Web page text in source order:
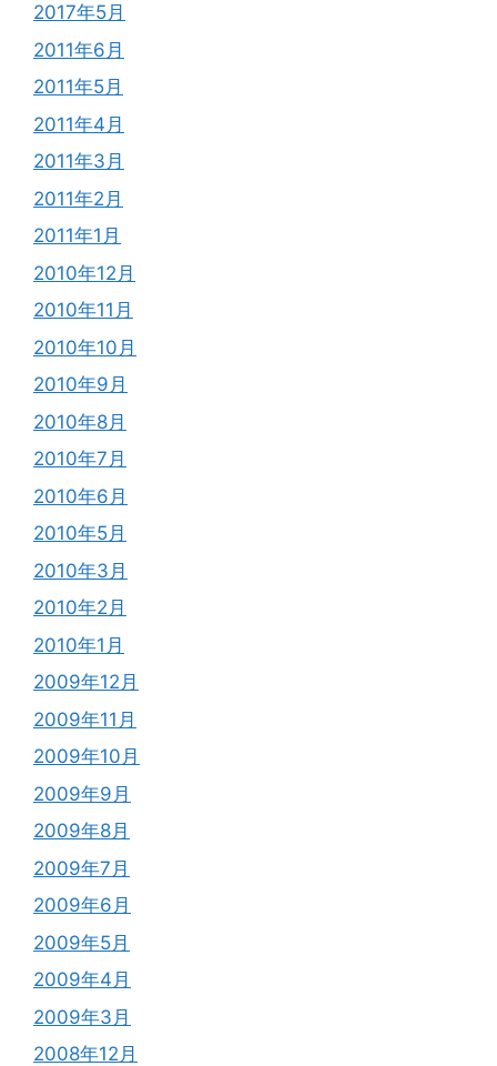
2017年5月
2011年6月
2011年5月
2011年4月
2011年3月
2011年2月
2011年1月
2010年12月
2010年11月
2010年10月
2010年9月
2010年8月
2010年7月
2010年6月
2010年5月
2010年3月
2010年2月
2010年1月
2009年12月
2009年11月
2009年10月
2009年9月
2009年8月
2009年7月
2009年6月
2009年5月
2009年4月
2009年3月
2008年12月